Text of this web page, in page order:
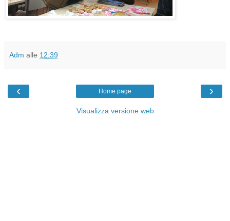
Adm alle 12:39
‹ ›
Home page
Visualizza versione web